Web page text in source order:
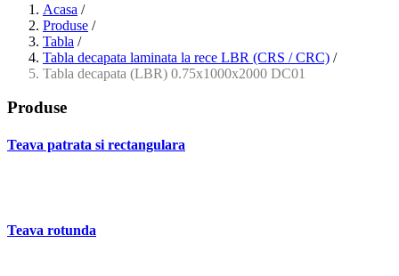
Acasa /
Produse /
Tabla /
Tabla decapata laminata la rece LBR (CRS / CRC) /
Tabla decapata (LBR) 0.75x1000x2000 DC01
Produse
Teava patrata si rectangulara
Teava rotunda